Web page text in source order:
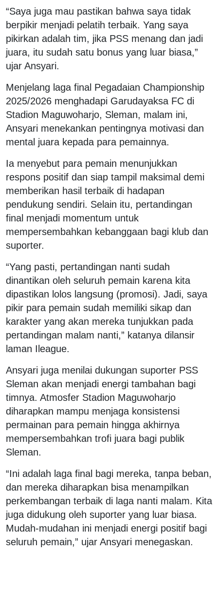
“Saya juga mau pastikan bahwa saya tidak
berpikir menjadi pelatih terbaik. Yang saya
pikirkan adalah tim, jika PSS menang dan jadi
juara, itu sudah satu bonus yang luar biasa,”
ujar Ansyari.
Menjelang laga final Pegadaian Championship
2025/2026 menghadapi Garudayaksa FC di
Stadion Maguwoharjo, Sleman, malam ini,
Ansyari menekankan pentingnya motivasi dan
mental juara kepada para pemainnya.
Ia menyebut para pemain menunjukkan
respons positif dan siap tampil maksimal demi
memberikan hasil terbaik di hadapan
pendukung sendiri. Selain itu, pertandingan
final menjadi momentum untuk
mempersembahkan kebanggaan bagi klub dan
suporter.
“Yang pasti, pertandingan nanti sudah
dinantikan oleh seluruh pemain karena kita
dipastikan lolos langsung (promosi). Jadi, saya
pikir para pemain sudah memiliki sikap dan
karakter yang akan mereka tunjukkan pada
pertandingan malam nanti,” katanya dilansir
laman Ileague.
Ansyari juga menilai dukungan suporter PSS
Sleman akan menjadi energi tambahan bagi
timnya. Atmosfer Stadion Maguwoharjo
diharapkan mampu menjaga konsistensi
permainan para pemain hingga akhirnya
mempersembahkan trofi juara bagi publik
Sleman.
“Ini adalah laga final bagi mereka, tanpa beban,
dan mereka diharapkan bisa menampilkan
perkembangan terbaik di laga nanti malam. Kita
juga didukung oleh suporter yang luar biasa.
Mudah-mudahan ini menjadi energi positif bagi
seluruh pemain,” ujar Ansyari menegaskan.